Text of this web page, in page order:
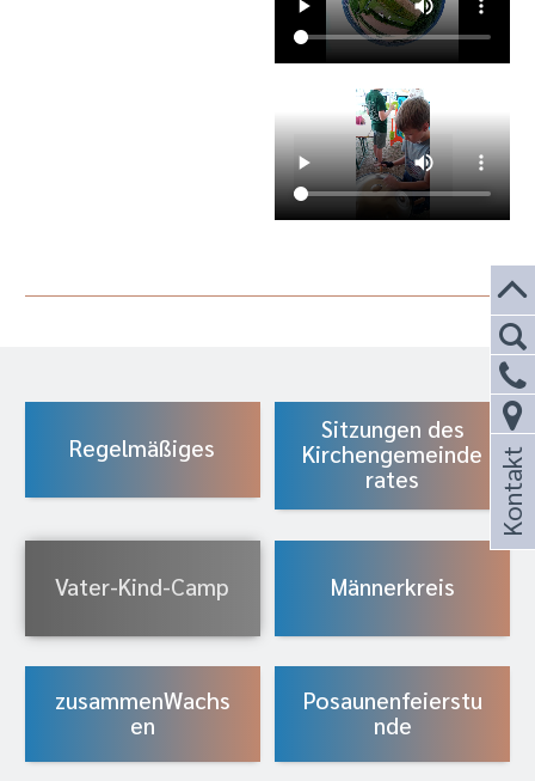
Regelmäßiges
Sitzungen des
Kirchengemeinde
rates
Vater-Kind-Camp Männerkreis
zusammenWachs
en
Posaunenfeierstu
nde
Kontakt